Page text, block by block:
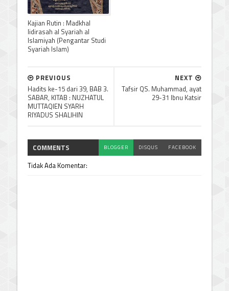
Kajian Rutin : Madkhal
lidirasah al Syariah al
Islamiyah (Pengantar Studi
Syariah Islam)
NEXT
Tafsir QS. Muhammad, ayat
29-31 Ibnu Katsir
PREVIOUS
Hadits ke-15 dari 39, BAB 3.
SABAR, KITAB : NUZHATUL
MUTTAQIEN SYARH
RIYADUS SHALIHIN
COMMENTS BLOGGER DISQUS FACEBOOK
Tidak Ada Komentar: